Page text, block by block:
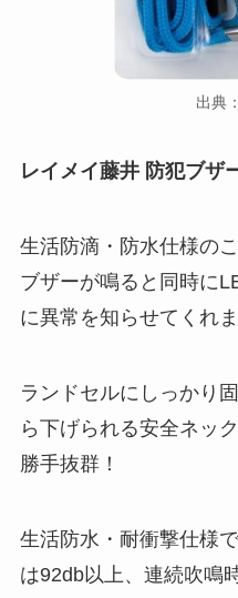
出典：
レイメイ藤井 防犯ブザ
生活防滴・防水仕様の
ブザーが鳴ると同時に
に異常を知らせてくれま
ランドセルにしっかり
ら下げられる安全ネッ
勝手抜群！
生活防水・耐衝撃仕様
は92db以上、連続吹鳴